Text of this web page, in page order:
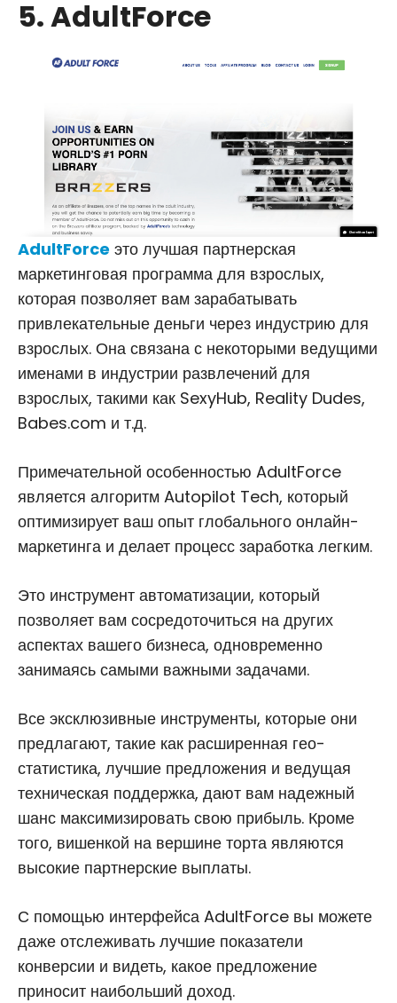
5. AdultForce
AdultForce это лучшая партнерская
маркетинговая программа для взрослых,
которая позволяет вам зарабатывать
привлекательные деньги через индустрию для
взрослых. Она связана с некоторыми ведущими
именами в индустрии развлечений для
взрослых, такими как SexyHub, Reality Dudes,
Babes.com и т.д.
Примечательной особенностью AdultForce
является алгоритм Autopilot Tech, который
оптимизирует ваш опыт глобального онлайн-
маркетинга и делает процесс заработка легким.
Это инструмент автоматизации, который
позволяет вам сосредоточиться на других
аспектах вашего бизнеса, одновременно
занимаясь самыми важными задачами.
Все эксклюзивные инструменты, которые они
предлагают, такие как расширенная гео-
статистика, лучшие предложения и ведущая
техническая поддержка, дают вам надежный
шанс максимизировать свою прибыль. Кроме
того, вишенкой на вершине торта являются
высокие партнерские выплаты.
С помощью интерфейса AdultForce вы можете
даже отслеживать лучшие показатели
конверсии и видеть, какое предложение
приносит наибольший доход.